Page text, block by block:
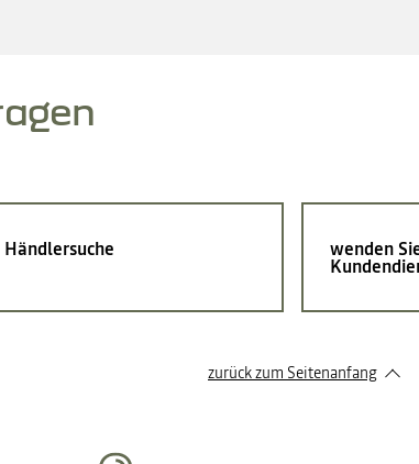
Händlersuche wenden
zurück zum Seitenanfang